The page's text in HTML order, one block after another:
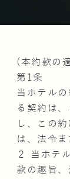
(本約款の
第1条
当ホテル
る契約は
し、この
は、法令
２ 当ホテ
款の趣旨